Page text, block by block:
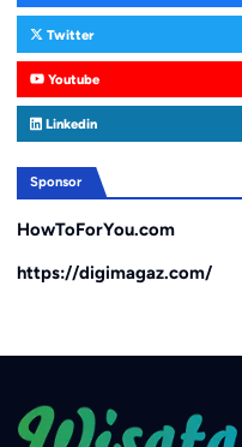
Twitter
Youtube
Linkedin
Sponsor
HowToForYou.com
https://digimagaz.com/